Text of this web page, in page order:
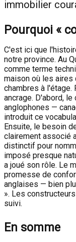
immobilier
Pourquoi «
C'est ici que
notre province. Au
comme terme
maison où les
chambres à
ancrage. D'abord,
anglophones —
introduit ce
Ensuite, le besoin
clairement associé
distinctif pour
imposé presque
a joué son rôle. Le
promesse de
anglaises — bien
». Les
suivi.
En somme